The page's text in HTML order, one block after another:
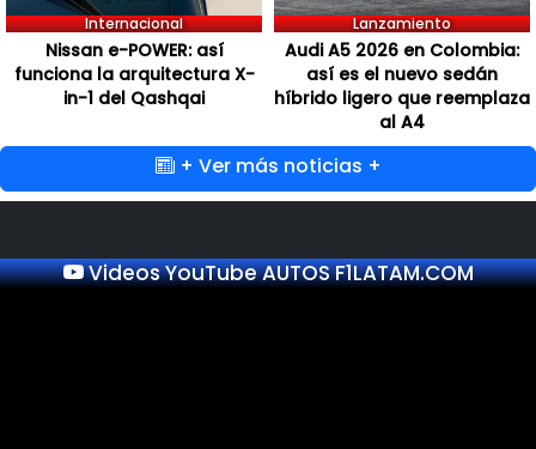
Internacional
Nissan e-POWER: así
funciona la arquitectura X-
in-1 del Qashqai
Lanzamiento
Audi A5 2026 en Colombia:
así es el nuevo sedán
híbrido ligero que reemplaza
al A4
+ Ver más noticias +
Videos YouTube AUTOS F1LATAM.COM